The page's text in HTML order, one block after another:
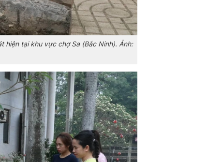
tại khu vực chợ Sa (Bắc Ninh). Ảnh: